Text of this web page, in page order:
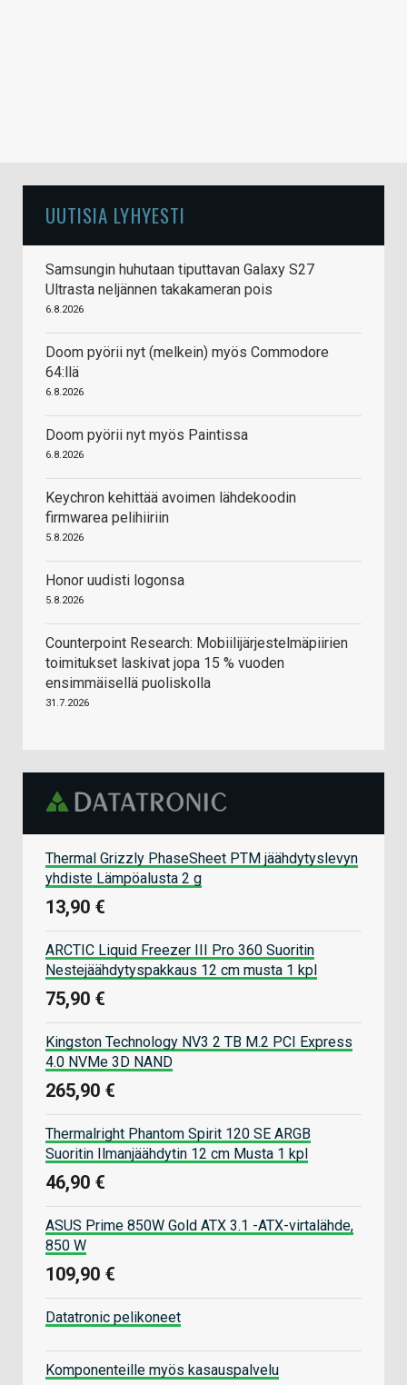
UUTISIA LYHYESTI
Samsungin huhutaan tiputtavan Galaxy S27
Ultrasta neljännen takakameran pois
6.8.2026
Doom pyörii nyt (melkein) myös Commodore
64:llä
6.8.2026
Doom pyörii nyt myös Paintissa
6.8.2026
Keychron kehittää avoimen lähdekoodin
firmwarea pelihiiriin
5.8.2026
Honor uudisti logonsa
5.8.2026
Counterpoint Research: Mobiilijärjestelmäpiirien
toimitukset laskivat jopa 15 % vuoden
ensimmäisellä puoliskolla
31.7.2026
Thermal Grizzly PhaseSheet PTM jäähdytyslevyn
yhdiste Lämpöalusta 2 g
13,90 €
ARCTIC Liquid Freezer III Pro 360 Suoritin
Nestejäähdytyspakkaus 12 cm musta 1 kpl
75,90 €
Kingston Technology NV3 2 TB M.2 PCI Express
4.0 NVMe 3D NAND
265,90 €
Thermalright Phantom Spirit 120 SE ARGB
Suoritin Ilmanjäähdytin 12 cm Musta 1 kpl
46,90 €
ASUS Prime 850W Gold ATX 3.1 -ATX-virtalähde,
850 W
109,90 €
Datatronic pelikoneet
Komponenteille myös kasauspalvelu